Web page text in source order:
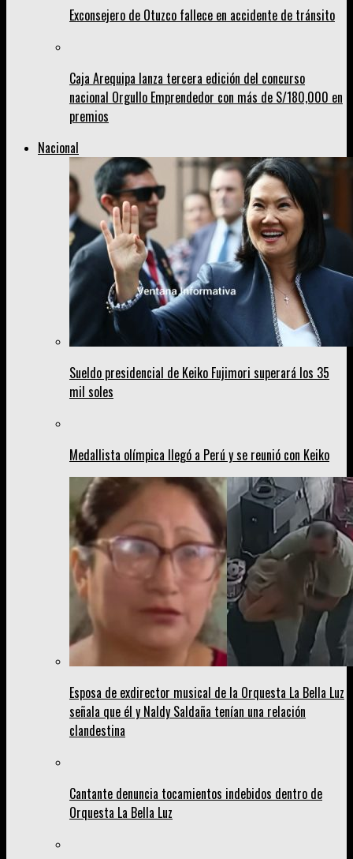
Exconsejero de Otuzco fallece en accidente de tránsito
Caja Arequipa lanza tercera edición del concurso
nacional Orgullo Emprendedor con más de S/180,000 en
premios
Nacional
Sueldo presidencial de Keiko Fujimori superará los 35
mil soles
Medallista olímpica llegó a Perú y se reunió con Keiko
Esposa de exdirector musical de la Orquesta La Bella Luz
señala que él y Naldy Saldaña tenían una relación
clandestina
Cantante denuncia tocamientos indebidos dentro de
Orquesta La Bella Luz